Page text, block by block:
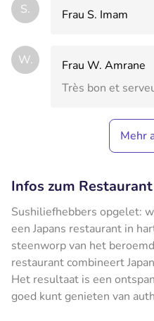
S. Frau S. Imam
W.
Frau W. Amrane
Très bon et
Mehr
Infos zum Restaurant
Sushiliefhebbers opgelet:
een Japans restaurant in
steenworp van het
restaurant combineert
Het resultaat is een
goed kunt genieten van